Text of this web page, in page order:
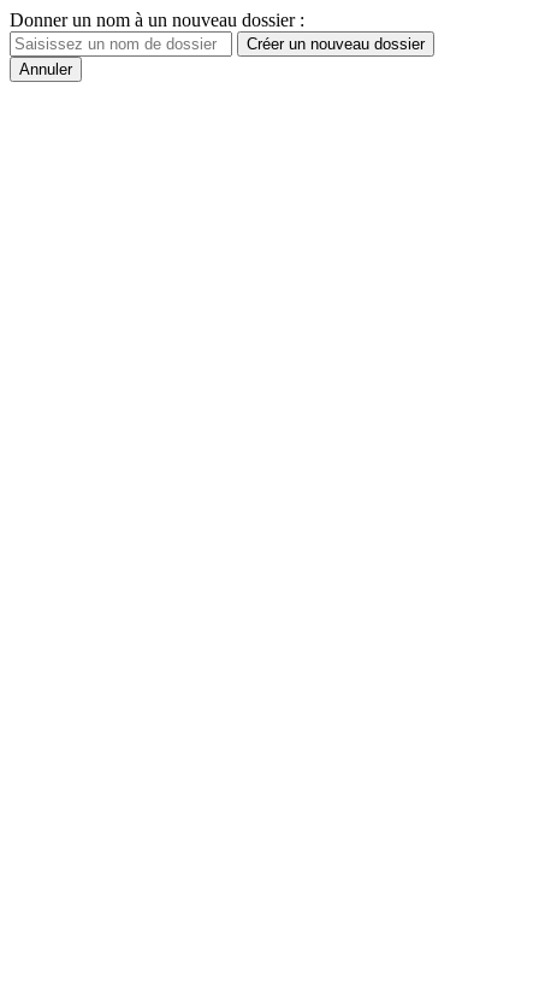
Donner un nom à un nouveau dossier :
Créer un nouveau dossier
Annuler